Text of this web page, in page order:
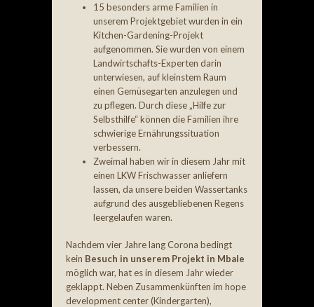
15 besonders arme Familien in
unserem Projektgebiet wurden in ein
Kitchen-Gardening-Projekt
aufgenommen. Sie wurden von einem
Landwirtschafts-Experten darin
unterwiesen, auf kleinstem Raum
einen Gemüsegarten anzulegen und
zu pflegen. Durch diese „Hilfe zur
Selbsthilfe“ können die Familien ihre
schwierige Ernährungssituation
verbessern.
Zweimal haben wir in diesem Jahr mit
einen LKW Frischwasser anliefern
lassen, da unsere beiden Wassertanks
aufgrund des ausgebliebenen Regens
leergelaufen waren.
Nachdem vier Jahre lang Corona bedingt
kein Besuch in unserem Projekt in Mbale
möglich war, hat es in diesem Jahr wieder
geklappt. Neben Zusammenkünften im hope
development center (Kindergarten),